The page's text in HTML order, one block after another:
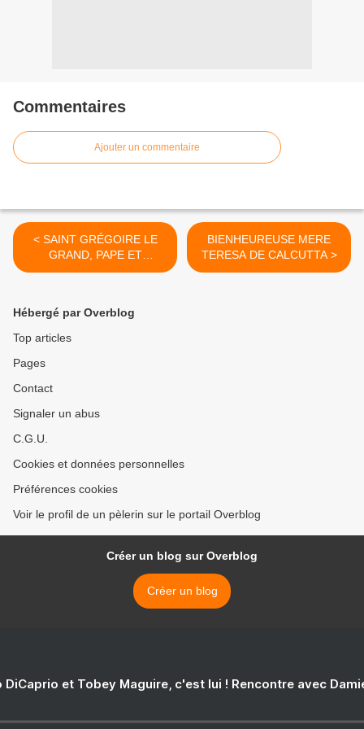
Commentaires
Ajouter un commentaire
< SAINT GRÉGOIRE LE
GRAND, PAPE ET
DOCTEUR DE L'ÉGLISE
BIENHEUREUSE MERE
TERESA DE CALCUTTA >
Hébergé par Overblog
Top articles
Pages
Contact
Signaler un abus
C.G.U.
Cookies et données personnelles
Préférences cookies
Voir le profil de un pèlerin sur le portail Overblog
Créer un blog sur Overblog
Créer un blog
DiCaprio et Tobey Maguire, c'est lui ! Rencontre avec